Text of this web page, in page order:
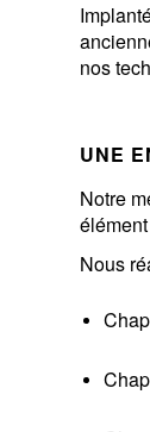
nos
UNE
Notre
Nous